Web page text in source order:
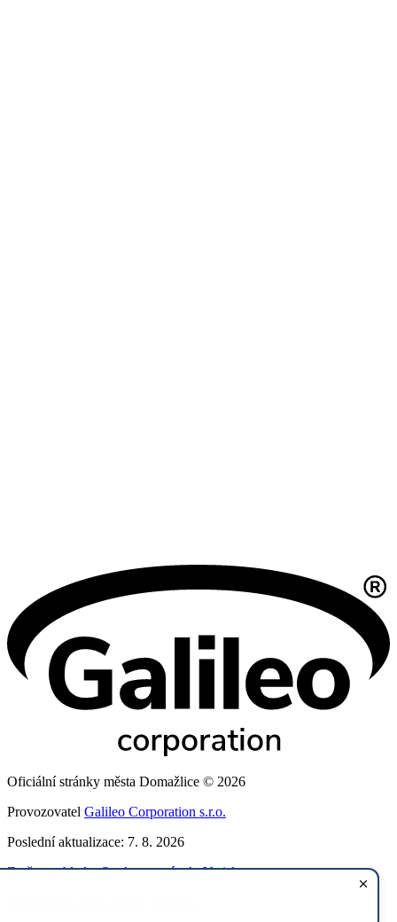
Oficiální stránky města Domažlice © 2026
Provozovatel Galileo Corporation s.r.o.
Poslední aktualizace: 7. 8. 2026
Změna vzhledu,Struktura stránek,Vytisknout